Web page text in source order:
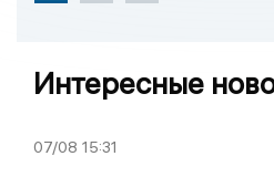
Интересные
07/08 15:31